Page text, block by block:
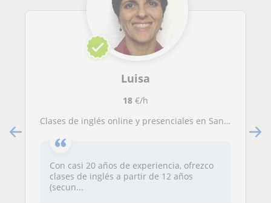
Luisa
18€/h
Clases de inglés online y presenciales en Sant Cugat / Valles Occidental
Con casi 20 años de experiencia, ofrezco
clases de inglés a partir de 12 años
(secun...